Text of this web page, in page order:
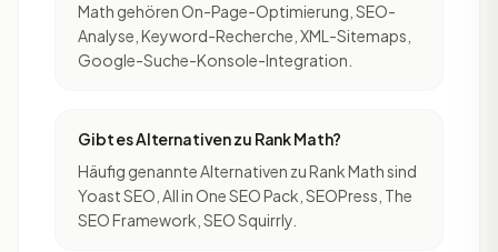
Math gehören On-Page-Optimierung, SEO-
Analyse, Keyword-Recherche, XML-Sitemaps,
Google-Suche-Konsole-Integration.
Gibt es Alternativen zu Rank Math?
Häufig genannte Alternativen zu Rank Math sind
Yoast SEO, All in One SEO Pack, SEOPress, The
SEO Framework, SEO Squirrly.